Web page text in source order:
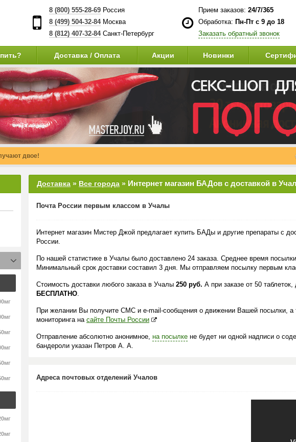
8 (800) 555-28-69Россия
8 (499) 504-32-84Москва
8 (812) 407-32-84 Санкт-Петербург
Прием заказов: 24/7/365
Обработка: Пн-Пт с 9 до 18
Заказать обратный звонок
Доставка / Оплата Акции Новинки
двое!
Доставка » Все города » Интернет магазин БАДов с доставкой в
Почта России первым классом в Учалы
Интернет магазин Мистер Джой предлагает купить БАДы и другие препараты с
России.
По нашей статистике в Учалы было доставлено 24 заказа. Среднее время
Минимальный срок доставки составил 3 дня. Мы отправляем посылку первым
Стоимость доставки любого заказа в Учалы 250 руб. А при заказе от 50
БЕСПЛАТНО.
При желании Вы получите СМС и e-mail-сообщения о движении Вашей посылки,
мониторинга на сайте Почты России
Отправление абсолютно анонимное, на посылке не будет ни одной надписи о
бандероли указан Петров А. А.
Адреса почтовых отделений Учалов